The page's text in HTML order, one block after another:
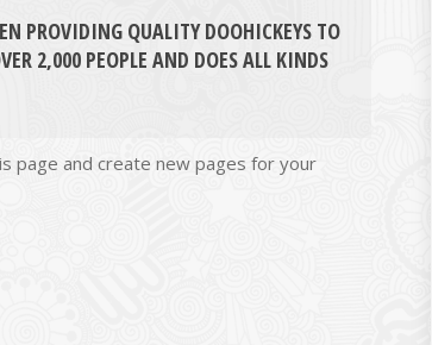
PROVIDING QUALITY DOOHICKEYS TO
2,000 PEOPLE AND DOES ALL KINDS
page and create new pages for your